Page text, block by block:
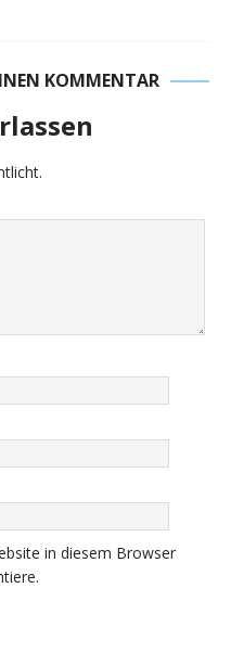
KOMMENTAR
in diesem Browser